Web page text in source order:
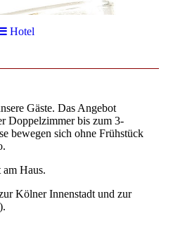
Hotel
Gäste. Das Angebot
Doppelzimmer bis zum 3-
bewegen sich ohne Frühstück
Haus.
Kölner Innenstadt und zur